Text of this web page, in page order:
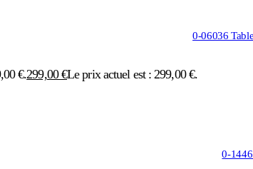
0-06036
€.299,00€Le prix actuel est : 299,00 €.
0-